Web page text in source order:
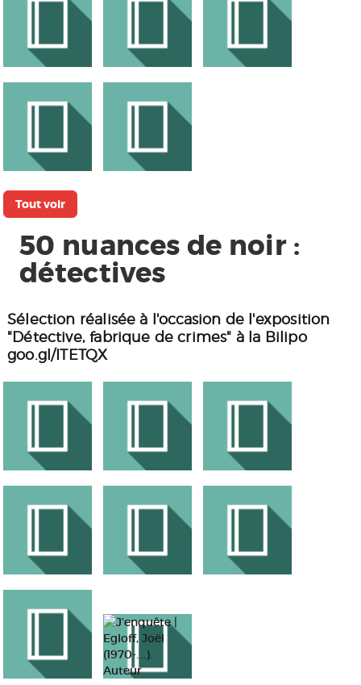
Tout voir
50 nuances de noir :
détectives
Sélection réalisée à l'occasion de l'exposition
"Détective, fabrique de crimes" à la Bilipo
goo.gl/ITETQX